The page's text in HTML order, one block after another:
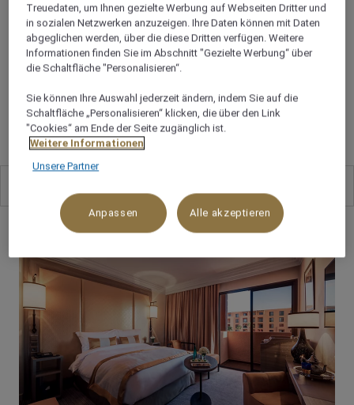
ZIMMER
EIN GEMACH ZUM
GENIESSEN
Treuedaten, um Ihnen gezielte Werbung auf Webseiten Dritter und
in sozialen Netzwerken anzuzeigen. Ihre Daten können mit Daten
abgeglichen werden, über die diese Dritten verfügen. Weitere
Informationen finden Sie im Abschnitt "Gezielte Werbung“ über
die Schaltfläche "Personalisieren“.
Sie können Ihre Auswahl jederzeit ändern, indem Sie auf die
Schaltfläche „Personalisieren“ klicken, die über den Link
"Cookies“ am Ende der Seite zugänglich ist.
Weitere Informationen
Unsere Partner
Anpassen Alle akzeptieren